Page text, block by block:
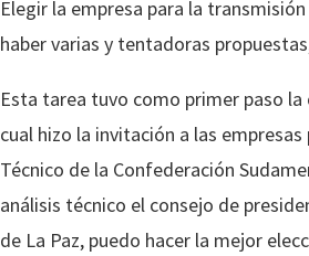
Elegir la empresa para la
haber varias y tentadoras
Esta tarea tuvo como primer paso
cual hizo la invitación a las
Técnico de la Confederación
análisis técnico el consejo de
de La Paz, puedo hacer la mejor